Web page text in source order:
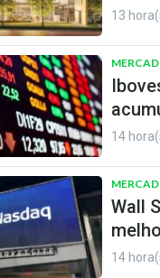
13
14
Wall
14